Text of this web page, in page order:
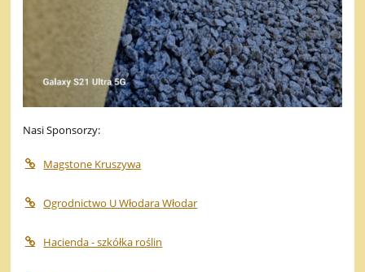
Nasi Sponsorzy:
Magstone Kruszywa
Ogrodnictwo U Włodara Włodar
Hacienda - szkółka roślin